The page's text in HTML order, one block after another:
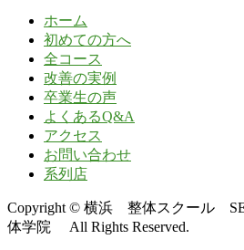
ホーム
初めての方へ
全コース
改善の実例
卒業生の声
よくあるQ&A
アクセス
お問い合わせ
系列店
Copyright © 横浜 整体スクール
体学院 All Rights Reserved.